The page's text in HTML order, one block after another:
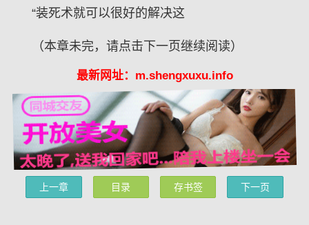
“装死术就可以很好的解决这
（本章未完，请点击下一页继续阅读）
最新网址：m.shengxuxu.info
上一章 目录 存书签 下一页